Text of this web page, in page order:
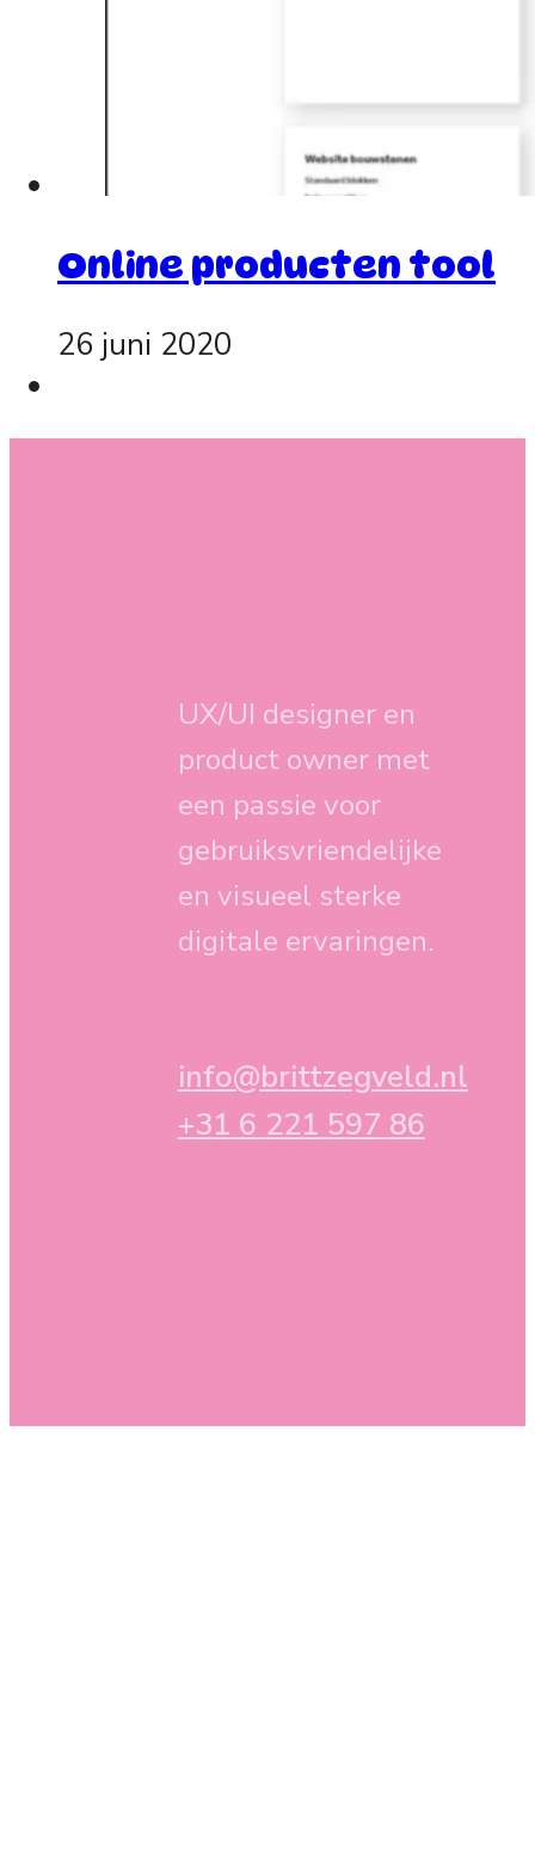
Online producten tool
26 juni 2020
UX/UI designer en
product owner met
een passie voor
gebruiksvriendelijke
en visueel sterke
digitale ervaringen.
info@brittzegveld.nl
+31 6 221 597 86